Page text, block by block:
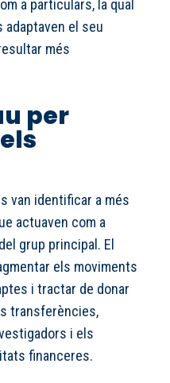
a particulars, la qual
el seu
més
per
van identificar a més
actuaven com a
grup principal. El
els moviments
i tractar de donar
transferències,
i els
financeres.